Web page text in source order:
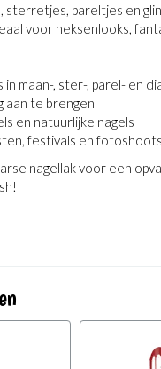
sterretjes, pareltjes en
voor heksenlooks,
maan-, ster-, parel- en
aan te brengen
en natuurlijke nagels
festivals en fotoshoots
nagellak voor een